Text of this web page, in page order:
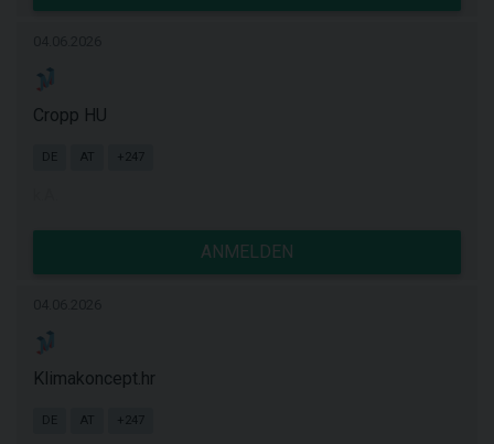
Cropp HU
DE AT +247
ANMELDEN
Klimakoncept.hr
DE AT +247